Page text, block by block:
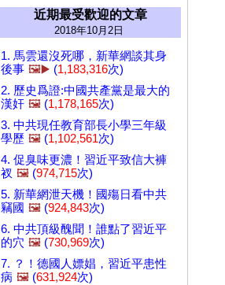
近期最受歡迎的文章
2018年10月2日
1. 馬雲還沒死哪，新華網談其身
後事 🖼️▶️ (1,183,316次)
2. 歷史爲證:中國共產黨是最大的
漢奸 🖼️ (1,178,165次)
3. 中共現任教育部長小學三年級
學歷 🖼️ (1,102,561次)
4. 促臭味更濃！習近平致信大褲
衩 🖼️ (974,715次)
5. 新華網泄天機！國殤日看中共
竊國 🖼️ (924,843次)
6. 中共頂級醜聞！誰點了習近平
的穴 🖼️ (730,969次)
7. ？！德國人嫖娼，習近平患性
病 🖼️ (631,924次)